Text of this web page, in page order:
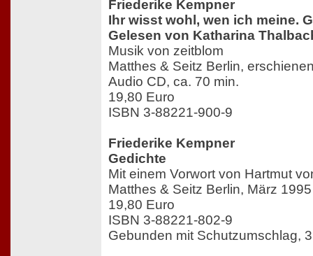
Friederike Kempner
Ihr wisst wohl, wen ich meine.
Gelesen von Katharina
Musik von zeitblom
Matthes & Seitz Berlin,
Audio CD, ca. 70 min.
19,80 Euro
ISBN 3-88221-900-9
Friederike Kempner
Gedichte
Mit einem Vorwort von Hartmut
Matthes & Seitz Berlin, März 1995
19,80 Euro
ISBN 3-88221-802-9
Gebunden mit Schutzumschlag,